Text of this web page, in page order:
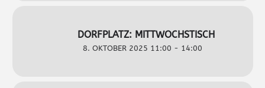
DORFPLATZ: MITTWOCHSTISCH
8. OKTOBER 2025 11:00 - 14:00